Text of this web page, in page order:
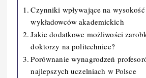
Czynniki wpływające na
wykładowców akademickich
Jakie dodatkowe możliwości
doktorzy na politechnice?
Porównanie wynagrodzeń
najlepszych uczelniach w Polsce